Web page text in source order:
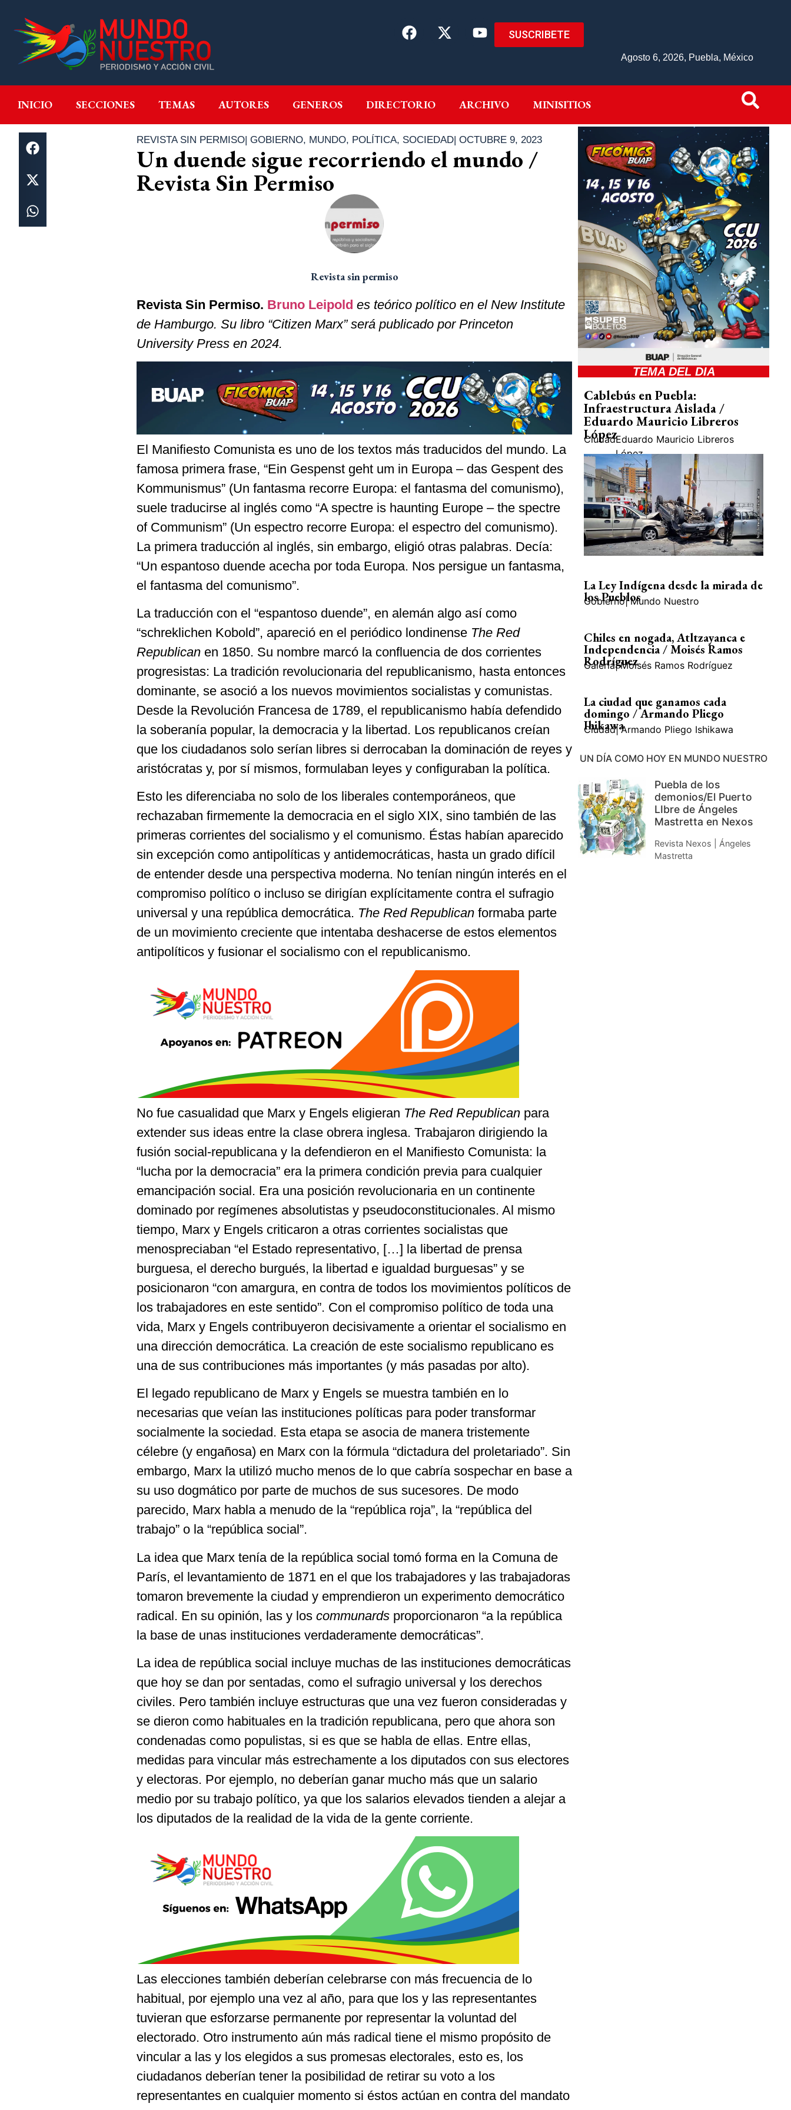
SUSCRIBETE
Agosto 6, 2026, Puebla, México
INICIO SECCIONES TEMAS AUTORES GENEROS DIRECTORIO ARCHIVO MINISITIOS
INICIO SECCIONES GENEROS DIRECTORIO ARCHIVO MINISITIOS
REVISTA SIN PERMISO| GOBIERNO, MUNDO, POLÍTICA, SOCIEDAD| OCTUBRE 9, 2023
Un duende sigue recorriendo el mundo /
Revista Sin Permiso
Revista sin permiso
Revista Sin Permiso. Bruno Leipold es teórico político en el New Institute
de Hamburgo. Su libro “Citizen Marx” será publicado por Princeton
University Press en 2024.
El Manifiesto Comunista es uno de los textos más traducidos del mundo. La
famosa primera frase, “Ein Gespenst geht um in Europa – das Gespent des
Kommunismus” (Un fantasma recorre Europa: el fantasma del comunismo),
suele traducirse al inglés como “A spectre is haunting Europe – the spectre
of Communism” (Un espectro recorre Europa: el espectro del comunismo).
La primera traducción al inglés, sin embargo, eligió otras palabras. Decía:
“Un espantoso duende acecha por toda Europa. Nos persigue un fantasma,
el fantasma del comunismo”.
La traducción con el “espantoso duende”, en alemán algo así como
“schreklichen Kobold”, apareció en el periódico londinense The Red
Republican en 1850. Su nombre marcó la confluencia de dos corrientes
progresistas: La tradición revolucionaria del republicanismo, hasta entonces
dominante, se asoció a los nuevos movimientos socialistas y comunistas.
Desde la Revolución Francesa de 1789, el republicanismo había defendido
la soberanía popular, la democracia y la libertad. Los republicanos creían
que los ciudadanos solo serían libres si derrocaban la dominación de reyes y
aristócratas y, por sí mismos, formulaban leyes y configuraban la política.
Esto les diferenciaba no solo de los liberales contemporáneos, que
rechazaban firmemente la democracia en el siglo XIX, sino también de las
primeras corrientes del socialismo y el comunismo. Éstas habían aparecido
sin excepción como antipolíticas y antidemocráticas, hasta un grado difícil
de entender desde una perspectiva moderna. No tenían ningún interés en el
compromiso político o incluso se dirigían explícitamente contra el sufragio
universal y una república democrática. The Red Republican formaba parte
de un movimiento creciente que intentaba deshacerse de estos elementos
antipolíticos y fusionar el socialismo con el republicanismo.
No fue casualidad que Marx y Engels eligieran The Red Republican para
extender sus ideas entre la clase obrera inglesa. Trabajaron dirigiendo la
fusión social-republicana y la defendieron en el Manifiesto Comunista: la
“lucha por la democracia” era la primera condición previa para cualquier
emancipación social. Era una posición revolucionaria en un continente
dominado por regímenes absolutistas y pseudoconstitucionales. Al mismo
tiempo, Marx y Engels criticaron a otras corrientes socialistas que
menospreciaban “el Estado representativo, […] la libertad de prensa
burguesa, el derecho burgués, la libertad e igualdad burguesas” y se
posicionaron “con amargura, en contra de todos los movimientos políticos de
los trabajadores en este sentido”. Con el compromiso político de toda una
vida, Marx y Engels contribuyeron decisivamente a orientar el socialismo en
una dirección democrática. La creación de este socialismo republicano es
una de sus contribuciones más importantes (y más pasadas por alto).
El legado republicano de Marx y Engels se muestra también en lo
necesarias que veían las instituciones políticas para poder transformar
socialmente la sociedad. Esta etapa se asocia de manera tristemente
célebre (y engañosa) en Marx con la fórmula “dictadura del proletariado”. Sin
embargo, Marx la utilizó mucho menos de lo que cabría sospechar en base a
su uso dogmático por parte de muchos de sus sucesores. De modo
parecido, Marx habla a menudo de la “república roja”, la “república del
trabajo” o la “república social”.
La idea que Marx tenía de la república social tomó forma en la Comuna de
París, el levantamiento de 1871 en el que los trabajadores y las trabajadoras
tomaron brevemente la ciudad y emprendieron un experimento democrático
radical. En su opinión, las y los communards proporcionaron “a la república
la base de unas instituciones verdaderamente democráticas”.
La idea de república social incluye muchas de las instituciones democráticas
que hoy se dan por sentadas, como el sufragio universal y los derechos
civiles. Pero también incluye estructuras que una vez fueron consideradas y
se dieron como habituales en la tradición republicana, pero que ahora son
condenadas como populistas, si es que se habla de ellas. Entre ellas,
medidas para vincular más estrechamente a los diputados con sus electores
y electoras. Por ejemplo, no deberían ganar mucho más que un salario
medio por su trabajo político, ya que los salarios elevados tienden a alejar a
los diputados de la realidad de la vida de la gente corriente.
Las elecciones también deberían celebrarse con más frecuencia de lo
habitual, por ejemplo una vez al año, para que los y las representantes
tuvieran que esforzarse permanente por representar la voluntad del
electorado. Otro instrumento aún más radical tiene el mismo propósito de
vincular a las y los elegidos a sus promesas electorales, esto es, los
ciudadanos deberían tener la posibilidad de retirar su voto a los
representantes en cualquier momento si éstos actúan en contra del mandato
TEMA DEL DIA
Cablebús en Puebla:
Infraestructura Aislada /
Eduardo Mauricio Libreros
López
CiudadEduardo Mauricio Libreros
López
La Ley Indígena desde la mirada de
los Pueblos
Gobierno| Mundo Nuestro
Chiles en nogada, Atltzayanca e
Independencia / Moisés Ramos
Rodríguez
Galería| Moisés Ramos Rodríguez
La ciudad que ganamos cada
domingo / Armando Pliego
Ihikawa
Ciudad| Armando Pliego Ishikawa
UN DÍA COMO HOY EN MUNDO NUESTRO
Puebla de los
demonios/El Puerto
LIbre de Ángeles
Mastretta en Nexos
Revista Nexos | Ángeles
Mastretta